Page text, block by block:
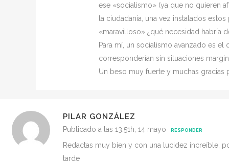
ese «socialismo» (ya que no quieren
la ciudadanía, una vez instalados
«maravilloso» ¿qué necesidad habría
Para mí, un socialismo avanzado es
corresponderían sin situaciones
Un beso muy fuerte y muchas gracias
PILAR GONZÁLEZ
Publicado a las 13:51h, 14 mayo RESPONDER
Redactas muy bien y con una lucidez increíble,
tarde